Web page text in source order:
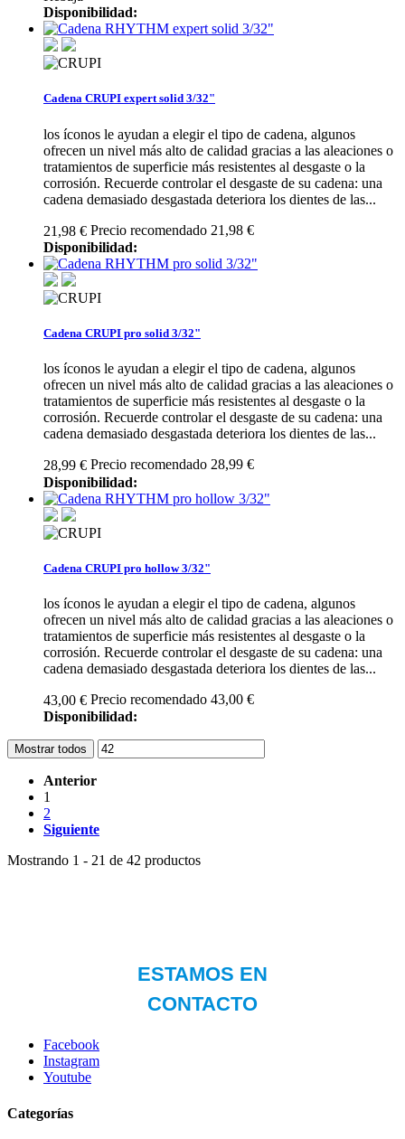
Disponibilidad:
Cadena CRUPI expert solid 3/32"
los íconos le ayudan a elegir el tipo de cadena, algunos
ofrecen un nivel más alto de calidad gracias a las aleaciones o
tratamientos de superficie más resistentes al desgaste o la
corrosión. Recuerde controlar el desgaste de su cadena: una
cadena demasiado desgastada deteriora los dientes de las...
21,98 € Precio recomendado 21,98 €
Disponibilidad:
Cadena CRUPI pro solid 3/32"
los íconos le ayudan a elegir el tipo de cadena, algunos
ofrecen un nivel más alto de calidad gracias a las aleaciones o
tratamientos de superficie más resistentes al desgaste o la
corrosión. Recuerde controlar el desgaste de su cadena: una
cadena demasiado desgastada deteriora los dientes de las...
28,99 € Precio recomendado 28,99 €
Disponibilidad:
Cadena CRUPI pro hollow 3/32"
los íconos le ayudan a elegir el tipo de cadena, algunos
ofrecen un nivel más alto de calidad gracias a las aleaciones o
tratamientos de superficie más resistentes al desgaste o la
corrosión. Recuerde controlar el desgaste de su cadena: una
cadena demasiado desgastada deteriora los dientes de las...
43,00 € Precio recomendado 43,00 €
Disponibilidad:
Mostrar todos
Anterior
1
2
Siguiente
Mostrando 1 - 21 de 42 productos
Facebook
Instagram
Youtube
Categorías